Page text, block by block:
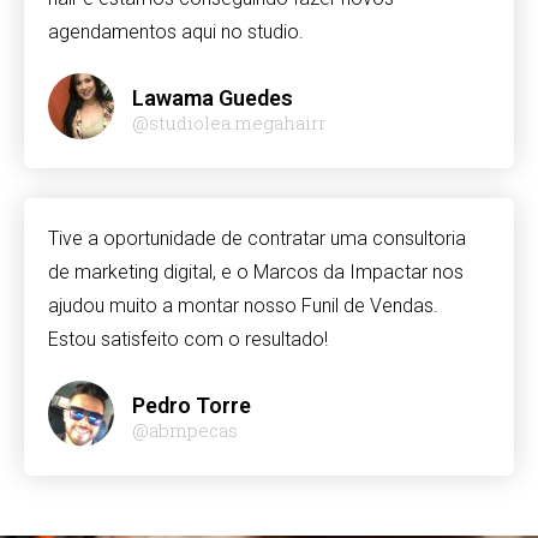
giriş
güncel giriş
agendamentos aqui no studio.
Lawama Guedes
@studiolea.megahairr
Tive a oportunidade de contratar uma consultoria
de marketing digital, e o Marcos da Impactar nos
ajudou muito a montar nosso Funil de Vendas.
Estou satisfeito com o resultado!
Pedro Torre
@abmpecas